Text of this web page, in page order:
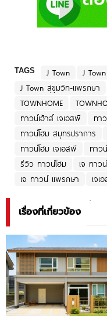
TAGS J Town J
J Town สุขุมวิท-แพรกษา
TOWNHOME
ทาวน์เฮ้าส์ เจเอสพี
ทา
ทาวน์โฮม สมุทรปราการ
ทาวน์โฮม เจเอสพี
ทาว
รีวิว ทาวน์โฮม
เจ ทาว
เจ ทาวน์ แพรกษา
เจเ
เรื่องที่เกี่ยวข้อง